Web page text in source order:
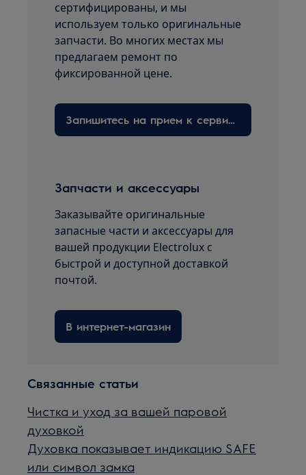
сертифицированы, и мы
используем только оригинальные
запчасти. Во многих местах мы
предлагаем ремонт по
фиксированной цене.
Запишитесь на прием к сервисному технику здесь
Запчасти и аксессуары
Заказывайте оригинальные
запасные части и аксессуары для
вашей продукции Electrolux с
быстрой и доступной доставкой
почтой.
В интернет-магазин
Связанные статьи
Чистка и уход за вашей паровой
духовкой
Духовка показывает индикацию SAFE
или символ замка